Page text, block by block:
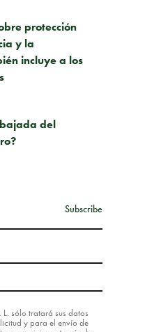
protección
y la
incluye a los
del
sólo tratará sus datos
y para el envío de